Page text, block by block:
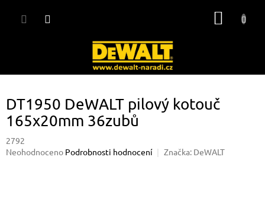
DT1950 DeWALT pilový kotouč
165x20mm 36zubů
2792
Průměrné
Neohodnoceno Podrobnosti hodnocení Značka: DeWALT